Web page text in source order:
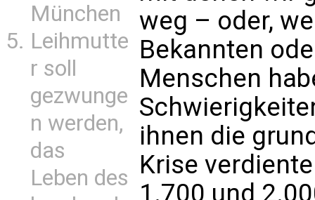
München
Leihmutte
r soll
gezwunge
n werden,
das
Leben des
weg – oder,
Bekannten
Menschen
ihnen die
Krise
1.700 und